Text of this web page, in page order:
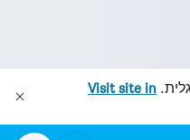
Visit site in